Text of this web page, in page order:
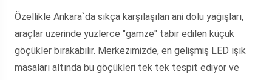
Özellikle Ankara`da sıkça karşılaşılan ani dolu yağışları,
araçlar üzerinde yüzlerce "gamze" tabir edilen küçük
göçükler bırakabilir. Merkezimizde, en gelişmiş LED ışık
masaları altında bu göçükleri tek tek tespit ediyor ve